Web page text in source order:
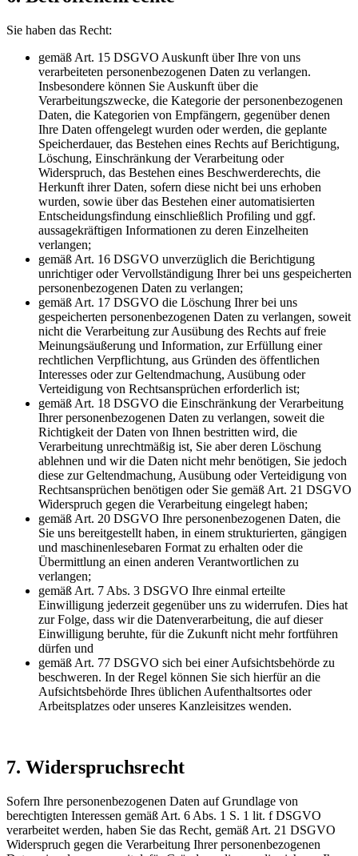
Sie haben das Recht:
gemäß Art. 15 DSGVO Auskunft über Ihre von uns
verarbeiteten personenbezogenen Daten zu verlangen.
Insbesondere können Sie Auskunft über die
Verarbeitungszwecke, die Kategorie der personenbezogenen
Daten, die Kategorien von Empfängern, gegenüber denen
Ihre Daten offengelegt wurden oder werden, die geplante
Speicherdauer, das Bestehen eines Rechts auf Berichtigung,
Löschung, Einschränkung der Verarbeitung oder
Widerspruch, das Bestehen eines Beschwerderechts, die
Herkunft ihrer Daten, sofern diese nicht bei uns erhoben
wurden, sowie über das Bestehen einer automatisierten
Entscheidungsfindung einschließlich Profiling und ggf.
aussagekräftigen Informationen zu deren Einzelheiten
verlangen;
gemäß Art. 16 DSGVO unverzüglich die Berichtigung
unrichtiger oder Vervollständigung Ihrer bei uns gespeicherten
personenbezogenen Daten zu verlangen;
gemäß Art. 17 DSGVO die Löschung Ihrer bei uns
gespeicherten personenbezogenen Daten zu verlangen, soweit
nicht die Verarbeitung zur Ausübung des Rechts auf freie
Meinungsäußerung und Information, zur Erfüllung einer
rechtlichen Verpflichtung, aus Gründen des öffentlichen
Interesses oder zur Geltendmachung, Ausübung oder
Verteidigung von Rechtsansprüchen erforderlich ist;
gemäß Art. 18 DSGVO die Einschränkung der Verarbeitung
Ihrer personenbezogenen Daten zu verlangen, soweit die
Richtigkeit der Daten von Ihnen bestritten wird, die
Verarbeitung unrechtmäßig ist, Sie aber deren Löschung
ablehnen und wir die Daten nicht mehr benötigen, Sie jedoch
diese zur Geltendmachung, Ausübung oder Verteidigung von
Rechtsansprüchen benötigen oder Sie gemäß Art. 21 DSGVO
Widerspruch gegen die Verarbeitung eingelegt haben;
gemäß Art. 20 DSGVO Ihre personenbezogenen Daten, die
Sie uns bereitgestellt haben, in einem strukturierten, gängigen
und maschinenlesebaren Format zu erhalten oder die
Übermittlung an einen anderen Verantwortlichen zu
verlangen;
gemäß Art. 7 Abs. 3 DSGVO Ihre einmal erteilte
Einwilligung jederzeit gegenüber uns zu widerrufen. Dies hat
zur Folge, dass wir die Datenverarbeitung, die auf dieser
Einwilligung beruhte, für die Zukunft nicht mehr fortführen
dürfen und
gemäß Art. 77 DSGVO sich bei einer Aufsichtsbehörde zu
beschweren. In der Regel können Sie sich hierfür an die
Aufsichtsbehörde Ihres üblichen Aufenthaltsortes oder
Arbeitsplatzes oder unseres Kanzleisitzes wenden.
7. Widerspruchsrecht
Sofern Ihre personenbezogenen Daten auf Grundlage von
berechtigten Interessen gemäß Art. 6 Abs. 1 S. 1 lit. f DSGVO
verarbeitet werden, haben Sie das Recht, gemäß Art. 21 DSGVO
Widerspruch gegen die Verarbeitung Ihrer personenbezogenen